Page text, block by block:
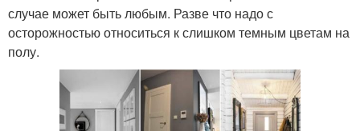
случае может быть любым. Разве что надо с
осторожностью относиться к слишком темным цветам на
полу.